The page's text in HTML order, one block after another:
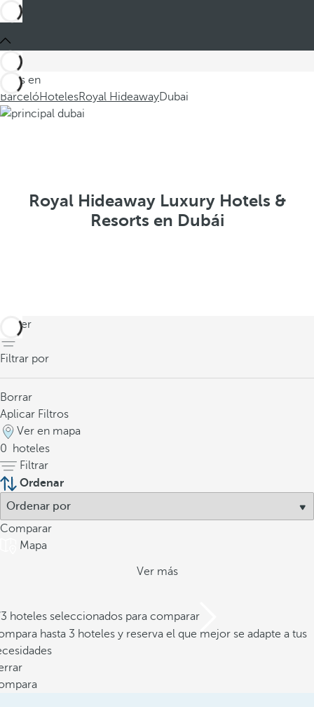
Estás en
BarcelóHotelesRoyal HideawayDubai
Royal Hideaway Luxury Hotels &
Resorts en Dubái
volver
Filtrar por
Borrar
Aplicar Filtros
Ver en mapa
0
hoteles
Filtrar
Ordenar
Comparar
Mapa
Ver más
hoteles seleccionados para comparar
hasta 3 hoteles y reserva el que mejor se adapte a tus